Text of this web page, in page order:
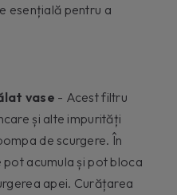
esențială pentru a
vase - Acest filtru
și alte impurități
de scurgere. În
acumula și pot bloca
apei. Curățarea